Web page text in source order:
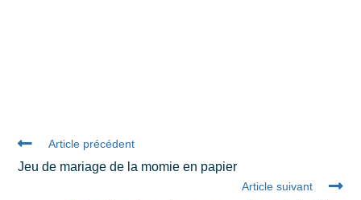
Article précédent
Jeu de mariage de la momie en papier
Article suivant